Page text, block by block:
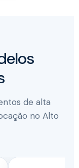
de alta
no Alto